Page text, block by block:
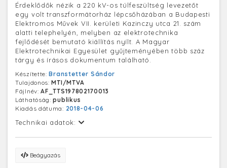
Érdeklődők nézik a 220 kV-os túlfeszültség levezetőt
egy volt transzformátorház lépcsőházában a Budapesti
Elektromos Művek VII. kerületi Kazinczy utca 21. szám
alatti telephelyén, melyben az elektrotechnika
fejlődését bemutató kiállítás nyílt. A Magyar
Elektrotechnikai Egyesület gyűjteményében több száz
tárgy és írásos dokumentum található.
Készítette:Branstetter Sándor
Tulajdonos:MTI/MTVA
Fájlnév:AF_TTS197802170013
Láthatóság:publikus
Kiadás dátuma: 2018-04-06
Technikai adatok:
Beágyazás